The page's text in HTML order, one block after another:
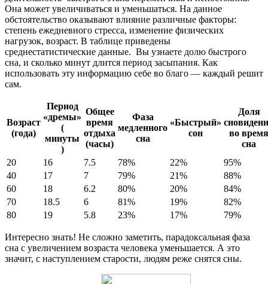
Она может увеличиваться и уменьшаться. На данное
обстоятельство оказывают влияние различные факторы:
степень ежедневного стресса, изменение физических
нагрузок, возраст. В таблице приведены
среднестатистические данные. Вы узнаете долю быстрого
сна, и сколько минут длится период засыпания. Как
использовать эту информацию себе во благо — каждый решит
сам.
Возраст
(года)
Период
«дремы»
(
минуты
)
Общее
время
отдыха
(часы)
Фаза
медленного
сна
«Быстрый»
сон
Доля
во время
сна
20
16 7.5 78% 22%
95%
40
17 7 79% 21%
88%
60
18 6.2 80% 20%
84%
70
18.5 6 81% 19%
82%
80
19 5.8 23% 17% 79%
Интересно знать! Не сложно заметить, парадоксальная фаза
сна с увеличением возраста человека уменьшается. А это
значит, с наступлением старости, людям реже снятся сны.